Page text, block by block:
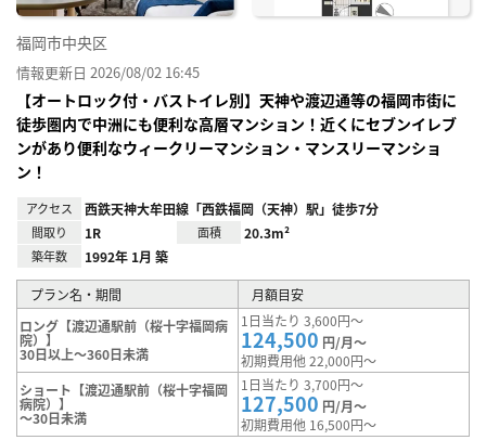
福岡市中央区
情報更新日 2026/08/02 16:45
【オートロック付・バストイレ別】天神や渡辺通等の福岡市街に
徒歩圏内で中洲にも便利な高層マンション！近くにセブンイレブ
ンがあり便利なウィークリーマンション・マンスリーマンショ
ン！
アクセス 西鉄天神大牟田線「西鉄福岡（天神）駅」徒歩7分
間取り 1R 面積 20.3m²
築年数 1992年 1月 築
プラン名・期間
月額目安
ロング【渡辺通駅前（桜十字福岡病
院）】
30日以上～360日未満
1日当たり 3,600円～
124,500 円/月～
初期費用他 22,000円～
ショート【渡辺通駅前（桜十字福岡
病院）】
～30日未満
1日当たり 3,700円～
127,500 円/月～
初期費用他 16,500円～